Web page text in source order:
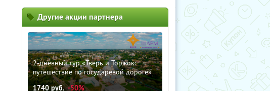
Другие акции партнера
2-дневный тур «Тверь и Торжок:
путешествие по государевой дороге»
1740руб. -50%